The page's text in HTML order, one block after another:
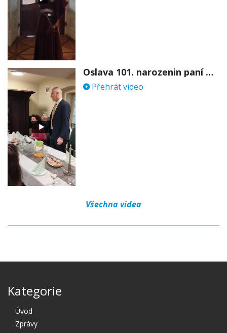
Oslava 101. narozenin paní Věry Skořepové
Přehrát video
Všechna videa
Kategorie
Úvod
Zprávy